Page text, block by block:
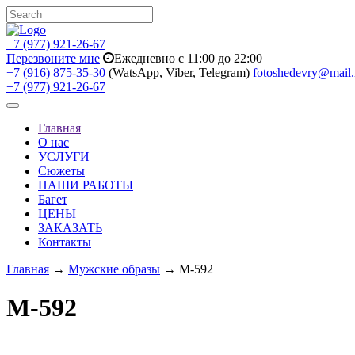
+7 (977) 921-26-67
Перезвоните мне
Ежедневно с 11:00 до 22:00
+7 (916) 875-35-30 (WatsApp, Viber, Telegram)
+7 (977) 921-26-67
Toggle
navigationГлавная
О нас
УСЛУГИ
Сюжеты
НАШИ РАБОТЫ
Багет
ЦЕНЫ
ЗАКАЗАТЬ
Контакты
Главная → Мужские образы → M-592
M-592